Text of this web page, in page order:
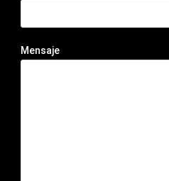
Mensaje